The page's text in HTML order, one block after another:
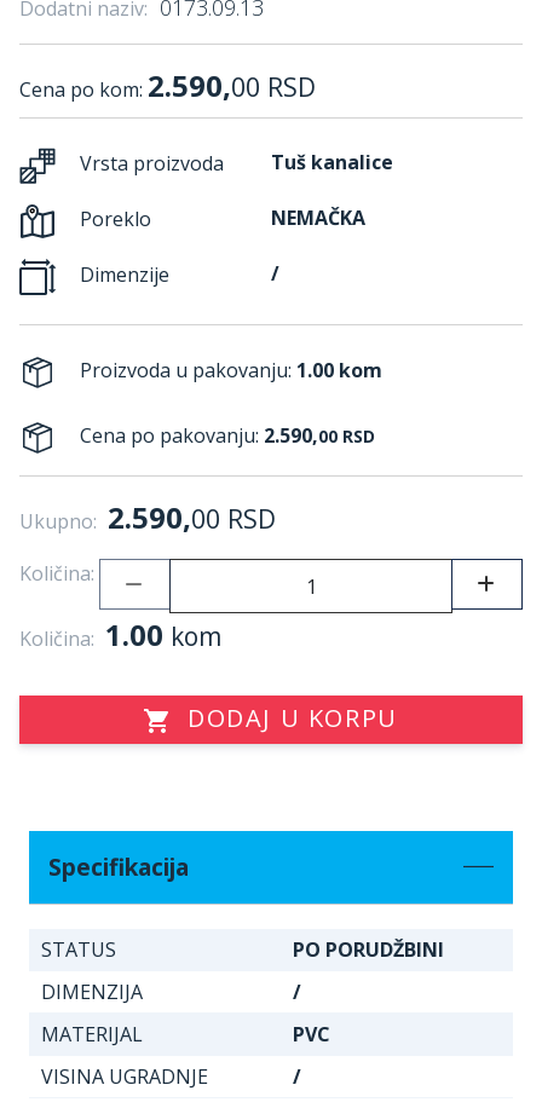
Dodatni naziv: 0173.09.13
Cena po kom: 2.590,00 RSD
Vrsta proizvoda Tuš kanalice
Poreklo NEMAČKA
Dimenzije /
Proizvoda u pakovanju: 1.00 kom
Cena po pakovanju: 2.590,00 RSD
Ukupno: 2.590,00 RSD
Količina:
Količina: 1.00 kom
DODAJ U KORPU
Specifikacija
STATUS
PO PORUDŽBINI
DIMENZIJA
/
MATERIJAL
PVC
VISINA UGRADNJE
/